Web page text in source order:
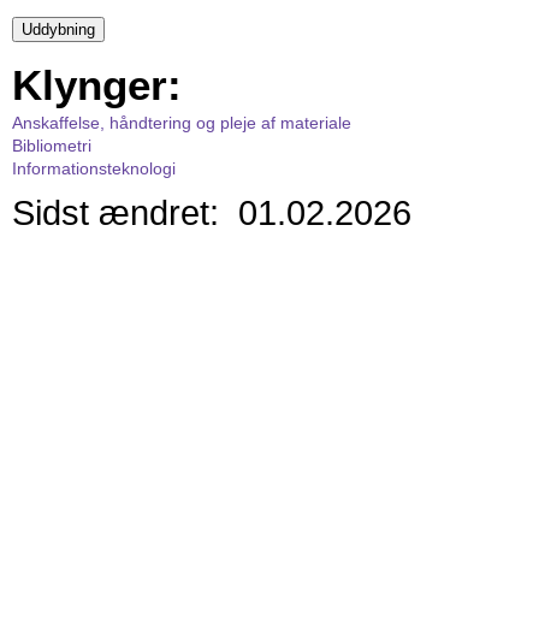
Klynger:
Anskaffelse, håndtering og pleje af materiale
Bibliometri
Informationsteknologi
Sidst ændret: 01.02.2026